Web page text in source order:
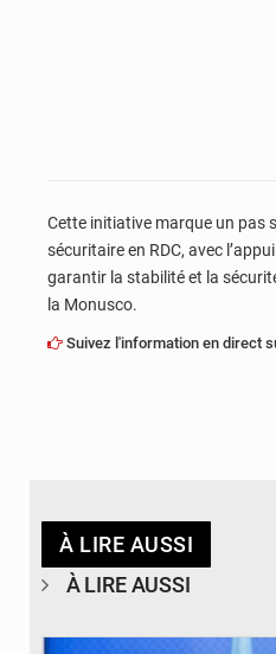
Cette initiative marque un pas
sécuritaire en RDC, avec
garantir la stabilité et la
la Monusco.
Suivez l'information en direct
À LIRE AUSSI
À LIRE AUSSI